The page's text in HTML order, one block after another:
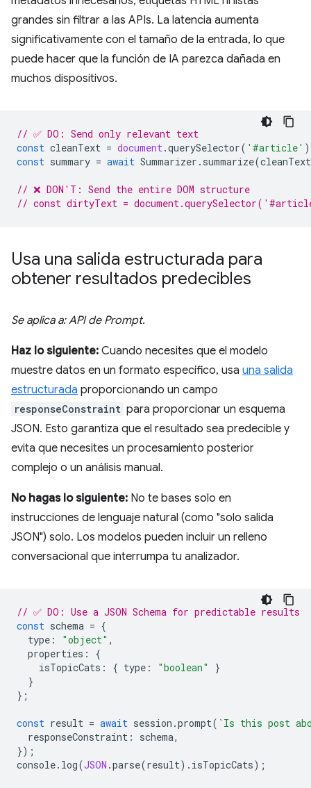
grandes sin filtrar a las APIs. La latencia aumenta
significativamente con el tamaño de la entrada, lo que
puede hacer que la función de IA parezca dañada en
muchos dispositivos.
// ✅ DO: Send only relevant text
const cleanText = document.querySelector( '#article'
const summary = await Summarizer . summarize(cleanText
// ❌ DON'T: Send the entire DOM structure
// const dirtyText =
Usa una salida estructurada para
obtener resultados predecibles
Se aplica a: API de Prompt.
Haz lo siguiente: Cuando necesites que el modelo
muestre datos en un formato específico, usa una salida
estructurada proporcionando un campo
responseConstraint para proporcionar un esquema
JSON. Esto garantiza que el resultado sea predecible y
evita que necesites un procesamiento posterior
complejo o un análisis manual.
No hagas lo siguiente: No te bases solo en
instrucciones de lenguaje natural (como "solo salida
JSON") solo. Los modelos pueden incluir un relleno
conversacional que interrumpa tu analizador.
// ✅ DO: Use a JSON Schema for predictable results
const schema = {
type : "object" ,
properties :
{
isTopicCats : { type : "boolean"
}
}
};
const result = await session .prompt( `Is this post
responseConstraint : schema,
});
console. log(JSON .parse(result). isTopicCats);